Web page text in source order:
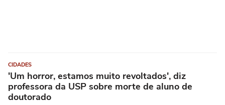
CIDADES
'Um horror, estamos muito revoltados', diz
professora da USP sobre morte de aluno de
doutorado